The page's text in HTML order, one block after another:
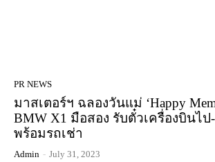
PR NEWS
มาสเตอร์ฯ ฉลองวันแม่ ‘Happy
BMW X1 มือสอง รับตั๋วเครื่องบินไ
พร้อมรถเช่า
Admin - July 31, 2023